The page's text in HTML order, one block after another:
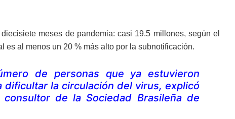
meses de pandemia: casi 19.5 millones, según el
es al menos un 20 % más alto por la subnotificación.
de personas que ya estuvieron
dificultar la circulación del virus, explicó
de la Sociedad Brasileña de